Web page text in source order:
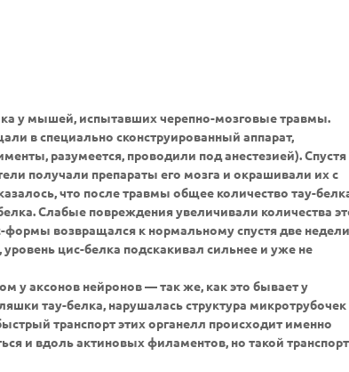
у мышей, испытавших черепно-мозговые травмы.
в специально сконструированный аппарат,
разумеется, проводили под анестезией). Спустя
получали препараты его мозга и окрашивали их с
что после травмы общее количество тау-
Слабые повреждения увеличивали количества
формы возвращался к нормальному спустя две недели
цис-белка подскакивал сильнее и уже не
у аксонов нейронов — так же, как это бывает у
тау-белка, нарушалась структура микротрубочек
транспорт этих органелл происходит именно
и вдоль актиновых филаментов, но такой транспорт